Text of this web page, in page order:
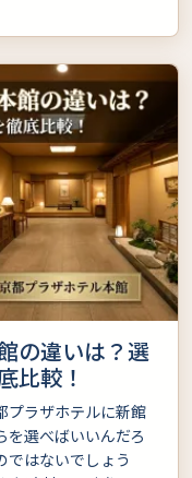
の違いは？選
比較！
プラザホテルに新館
を選べばいいんだろ
ではないでしょう